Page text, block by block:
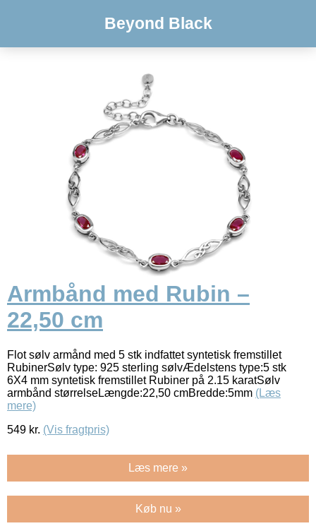
Beyond Black
Armbånd med Rubin –
22,50 cm
Flot sølv armånd med 5 stk indfattet syntetisk fremstillet
RubinerSølv type: 925 sterling sølvÆdelstens type:5 stk
6X4 mm syntetisk fremstillet Rubiner på 2.15 karatSølv
armbånd størrelseLængde:22,50 cmBredde:5mm (Læs
mere)
549 kr. (Vis fragtpris)
Læs mere »
Køb nu »